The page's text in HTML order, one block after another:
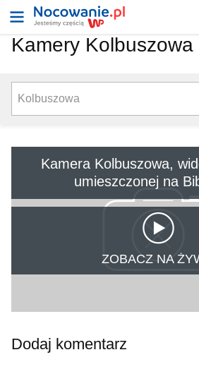
Kamery Kolbuszowa
Kamera Kolbuszowa,
umieszczonej na
ZOBACZ NA
Dodaj komentarz